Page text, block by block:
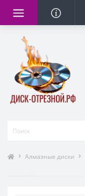
Алмазные диски